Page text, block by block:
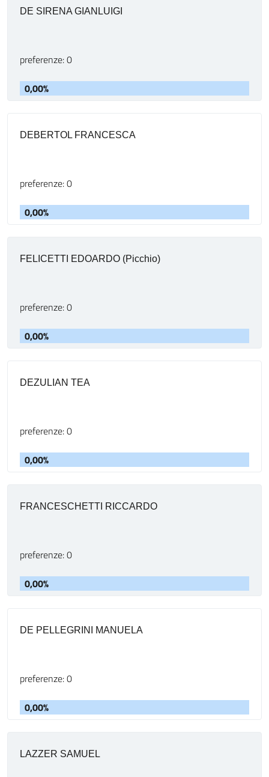
DE SIRENA GIANLUIGI
preferenze: 0
0,00%
DEBERTOL FRANCESCA
preferenze: 0
0,00%
FELICETTI EDOARDO (Picchio)
preferenze: 0
0,00%
DEZULIAN TEA
preferenze: 0
0,00%
FRANCESCHETTI RICCARDO
preferenze: 0
0,00%
DE PELLEGRINI MANUELA
preferenze: 0
0,00%
LAZZER SAMUEL